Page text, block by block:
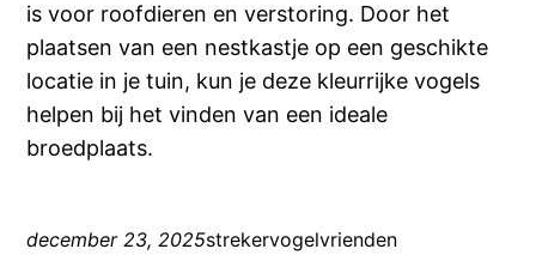
is voor roofdieren en verstoring. Door het
plaatsen van een nestkastje op een geschikte
locatie in je tuin, kun je deze kleurrijke vogels
helpen bij het vinden van een ideale
broedplaats.
december 23, 2025strekervogelvrienden